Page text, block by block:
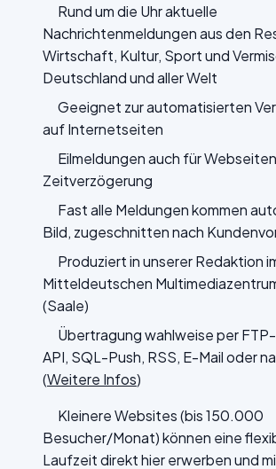
Rund um die Uhr aktuelle
Nachrichtenmeldungen aus den
Wirtschaft, Kultur, Sport und
Deutschland und aller Welt
Geeignet zur automatisierten
auf Internetseiten
Eilmeldungen auch für
Zeitverzögerung
Fast alle Meldungen kommen
Bild, zugeschnitten nach
Produziert in unserer Redaktion
Mitteldeutschen
(Saale)
Übertragung wahlweise per FTP-
API, SQL-Push, RSS, E-Mail oder
(Weitere Infos)
Kleinere Websites (bis 150.000
Besucher/Monat) können eine
Laufzeit direkt hier erwerben und